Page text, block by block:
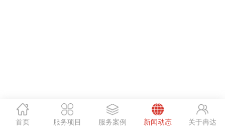
首页 服务项目 服务案例 新闻动态 关于冉达